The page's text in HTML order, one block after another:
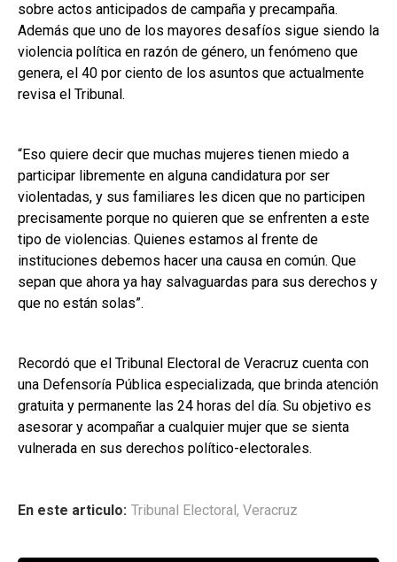
sobre actos anticipados de campaña y precampaña.
Además que uno de los mayores desafíos sigue siendo la
violencia política en razón de género, un fenómeno que
genera, el 40 por ciento de los asuntos que actualmente
revisa el Tribunal.
“Eso quiere decir que muchas mujeres tienen miedo a
participar libremente en alguna candidatura por ser
violentadas, y sus familiares les dicen que no participen
precisamente porque no quieren que se enfrenten a este
tipo de violencias. Quienes estamos al frente de
instituciones debemos hacer una causa en común. Que
sepan que ahora ya hay salvaguardas para sus derechos y
que no están solas”.
Recordó que el Tribunal Electoral de Veracruz cuenta con
una Defensoría Pública especializada, que brinda atención
gratuita y permanente las 24 horas del día. Su objetivo es
asesorar y acompañar a cualquier mujer que se sienta
vulnerada en sus derechos político-electorales.
En este articulo: Tribunal Electoral , Veracruz